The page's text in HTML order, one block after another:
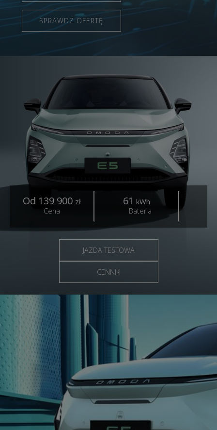
SPRAWDZ OFERTĘ
Od 139 900 zł
Cena
61 kWh
Bateria
JAZDA TESTOWA
CENNIK